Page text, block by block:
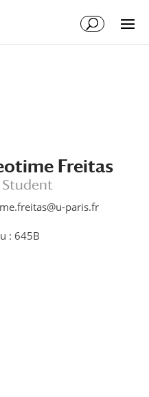
Freitas
Student
paris.fr
: 645B